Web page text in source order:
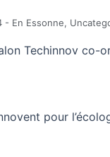
- En Essonne,
Techinnov co-
pour